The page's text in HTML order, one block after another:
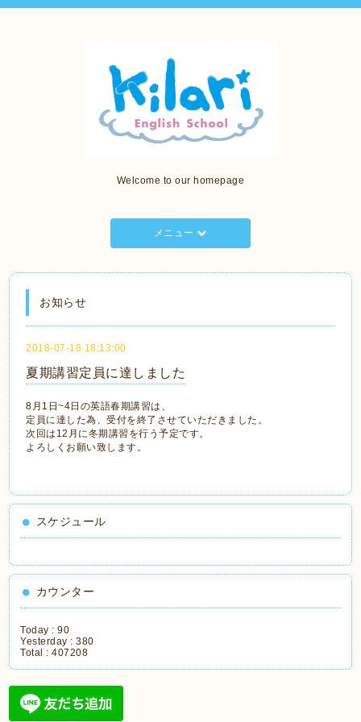
Welcome to our homepage
メニュー
お知らせ
2018-07-18 18:13:00
夏期講習定員に達しました
8月1日~4日の英語春期講習は、
定員に達した為、受付を終了させていただきました。
次回は12月に冬期講習を行う予定です。
よろしくお願い致します。
スケジュール
カウンター
Today :90
Yesterday :380
Total :407208